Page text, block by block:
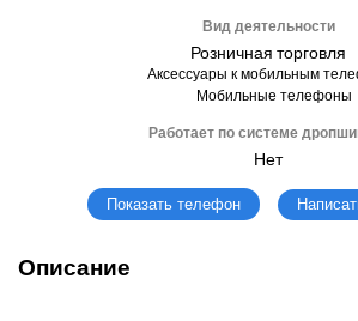
Вид деятельности
Розничная торговля
Аксессуары к мобильным
Мобильные телефоны
Работает по системе
Нет
Показать телефон
Описание